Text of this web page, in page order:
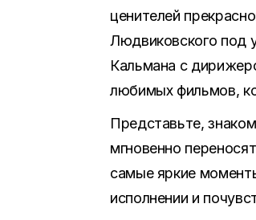
ценителей
Людвиковского под
Кальмана с
любимых фильмов,
Представьте,
мгновенно
самые яркие
исполнении и